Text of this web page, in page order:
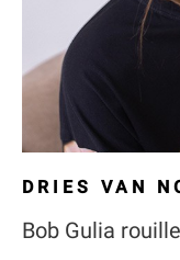
DRIES VAN
Bob Gulia rouille